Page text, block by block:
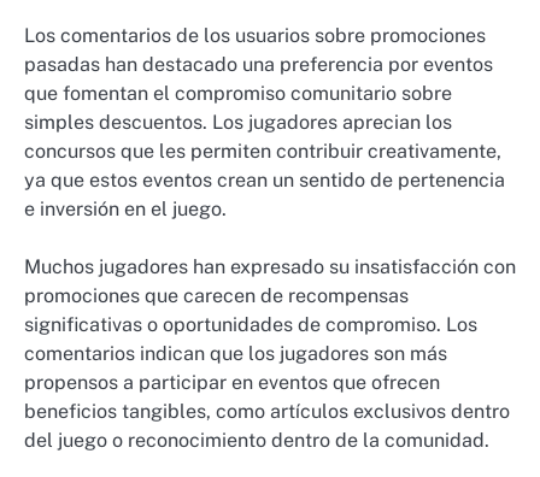
Los comentarios de los usuarios sobre promociones
pasadas han destacado una preferencia por eventos
que fomentan el compromiso comunitario sobre
simples descuentos. Los jugadores aprecian los
concursos que les permiten contribuir creativamente,
ya que estos eventos crean un sentido de pertenencia
e inversión en el juego.
Muchos jugadores han expresado su insatisfacción con
promociones que carecen de recompensas
significativas o oportunidades de compromiso. Los
comentarios indican que los jugadores son más
propensos a participar en eventos que ofrecen
beneficios tangibles, como artículos exclusivos dentro
del juego o reconocimiento dentro de la comunidad.